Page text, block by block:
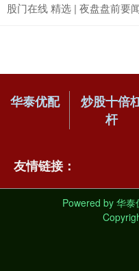
股门在线 精选 | 夜盘盘前要
华泰优配
炒股十倍
杆
友情链接：
Powered by 华泰